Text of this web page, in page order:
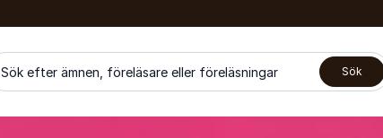
Sök efter ämnen, föreläsare eller föreläsningar Sök